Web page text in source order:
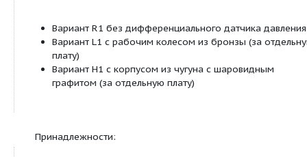
Режимы работы
Δp‐c для постоянного перепада давления
Δp‐v для переменного перепада давления
Управление PID
«Красная кнопка» и дисплей